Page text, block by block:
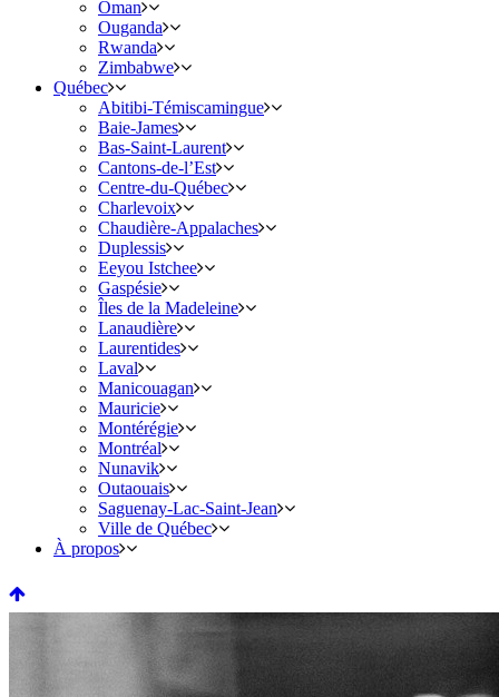
Oman
Ouganda
Rwanda
Zimbabwe
Québec
Abitibi-Témiscamingue
Baie-James
Bas-Saint-Laurent
Cantons-de-l’Est
Centre-du-Québec
Charlevoix
Chaudière-Appalaches
Duplessis
Eeyou Istchee
Gaspésie
Îles de la Madeleine
Lanaudière
Laurentides
Laval
Manicouagan
Mauricie
Montérégie
Montréal
Nunavik
Outaouais
Saguenay-Lac-Saint-Jean
Ville de Québec
À propos